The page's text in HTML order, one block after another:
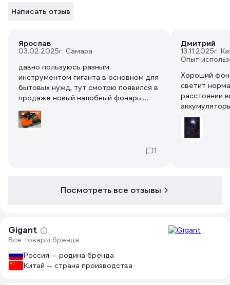
Написать отзыв
Ярослав
03.02.2025г. Самара
давно пользуюсь разным
инструментом гиганта в основном для
бытовых нужд, тут смотрю появился в
продаже новый налобный фонарь.
покупал набор инструментов и взял
его на пробу. попользовался пока не
так много, но уже можно отметить
корпус (хоть и пластик) и защиту от 1
Дмитрий
13.11.2025г.
Опыт
Хороший
светит
расстоянии
тоже не
яркости
Посмотреть все отзывы
Gigant
Все товары бренда
Россия — родина бренда
Китай — страна производства